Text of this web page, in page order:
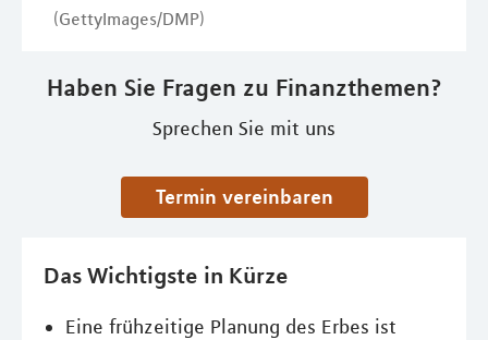
(GettyImages/DMP)
Haben Sie Fragen zu Finanzthemen?
Sprechen Sie mit uns
Termin vereinbaren
Das Wichtigste in Kürze
Eine frühzeitige Planung des Erbes ist